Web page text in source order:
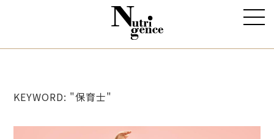
KEYWORD: "保育士"